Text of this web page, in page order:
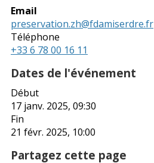
Email
preservation.zh@fdamiserdre.fr
Téléphone
+33 6 78 00 16 11
Dates de l'événement
Début
17 janv. 2025, 09:30
Fin
21 févr. 2025, 10:00
Partagez cette page